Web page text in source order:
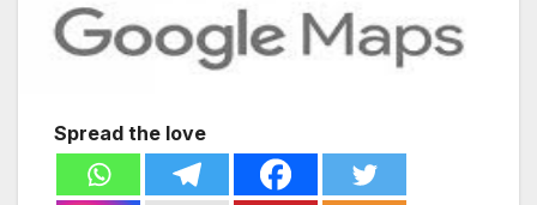
Spread the love